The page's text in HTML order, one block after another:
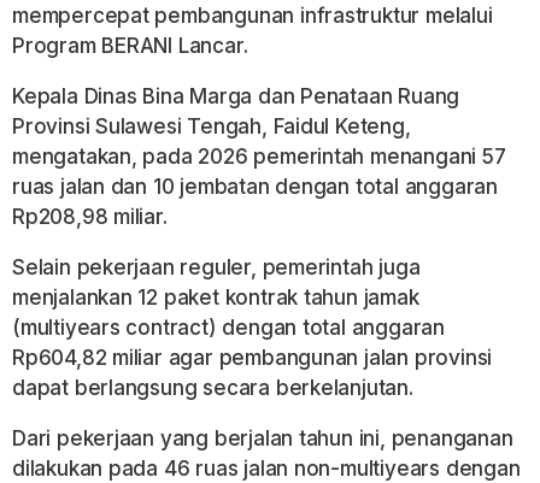
mempercepat pembangunan infrastruktur melalui
Program BERANI Lancar.
Kepala Dinas Bina Marga dan Penataan Ruang
Provinsi Sulawesi Tengah, Faidul Keteng,
mengatakan, pada 2026 pemerintah menangani 57
ruas jalan dan 10 jembatan dengan total anggaran
Rp208,98 miliar.
Selain pekerjaan reguler, pemerintah juga
menjalankan 12 paket kontrak tahun jamak
(multiyears contract) dengan total anggaran
Rp604,82 miliar agar pembangunan jalan provinsi
dapat berlangsung secara berkelanjutan.
Dari pekerjaan yang berjalan tahun ini, penanganan
dilakukan pada 46 ruas jalan non-multiyears dengan